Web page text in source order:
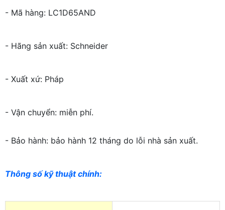
- Mã hàng: LC1D65AND
- Hãng sản xuất: Schneider
- Xuất xứ: Pháp
- Vận chuyển: miễn phí.
- Bảo hành: bảo hành 12 tháng do lỗi nhà sản xuất.
Thông số kỹ thuật chính: